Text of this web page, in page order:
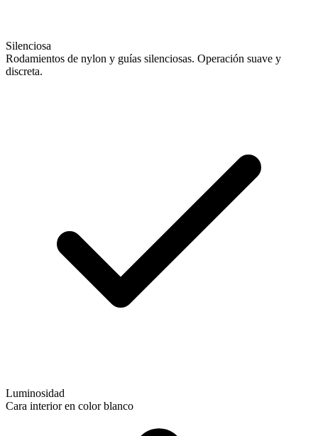
Silenciosa
Rodamientos de nylon y guías silenciosas. Operación suave y
discreta.
Luminosidad
Cara interior en color blanco